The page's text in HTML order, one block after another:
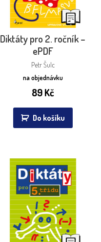
Diktáty pro 2. ročník –
ePDF
Petr Šulc
na objednávku
89Kč
Do košíku